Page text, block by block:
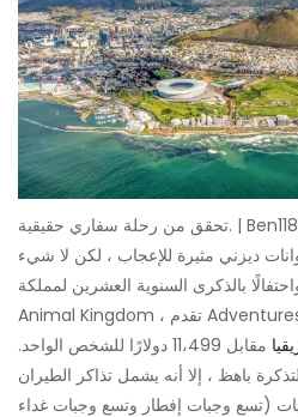
ديزني مثيرة للإعجاب ، لكن لا شيء
بالذكرى السنوية العشرين لمملكة
Animal Kingdom ، تقدم Adventures by Disney عرضًا شاملاً لمدة
مقابل 11،499 دولارًا للشخص الواحد.
باهظ ، إلا أنه يشمل تذاكر الطيران
(تسع وجبات إفطار وتسع وجبات غداء